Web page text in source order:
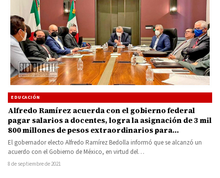
EDUCACIÓN
Alfredo Ramírez acuerda con el gobierno federal
pagar salarios a docentes, logra la asignación de 3 mil
800 millones de pesos extraordinarios para
Michoacán
El gobernador electo Alfredo Ramírez Bedolla informó que se alcanzó un
acuerdo con el Gobierno de México, en virtud del…
8 de septiembre de 2021